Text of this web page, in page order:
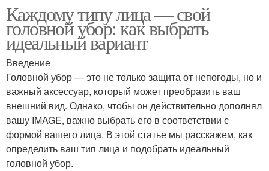
Каждому типу лица — свой
головной убор: как выбрать
идеальный вариант
Введение
Головной убор — это не только защита от непогоды, но и
важный аксессуар, который может преобразить ваш
внешний вид. Однако, чтобы он действительно дополнял
вашу IMAGE, важно выбрать его в соответствии с
формой вашего лица. В этой статье мы расскажем, как
определить ваш тип лица и подобрать идеальный
головной убор.